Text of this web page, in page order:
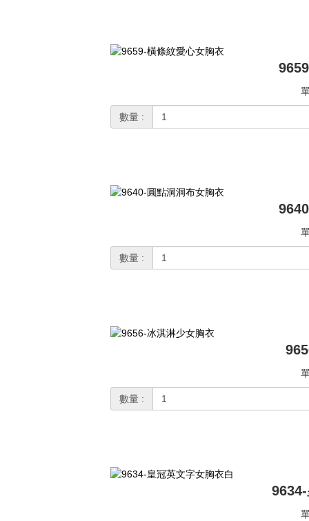
數量 :
數量 :
數量 :